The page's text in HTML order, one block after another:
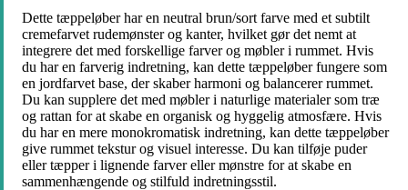
Dette tæppeløber har en neutral brun/sort farve med et subtilt
cremefarvet rudemønster og kanter, hvilket gør det nemt at
integrere det med forskellige farver og møbler i rummet. Hvis
du har en farverig indretning, kan dette tæppeløber fungere som
en jordfarvet base, der skaber harmoni og balancerer rummet.
Du kan supplere det med møbler i naturlige materialer som træ
og rattan for at skabe en organisk og hyggelig atmosfære. Hvis
du har en mere monokromatisk indretning, kan dette tæppeløber
give rummet tekstur og visuel interesse. Du kan tilføje puder
eller tæpper i lignende farver eller mønstre for at skabe en
sammenhængende og stilfuld indretningsstil.